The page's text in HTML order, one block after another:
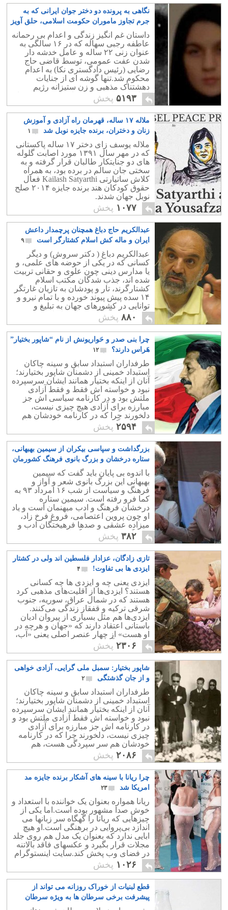
نگاهی به پرونده دو دختر جوان ایرانی که به
جرم تجاوز ماموران حکومت اسلامی، حلق آویز
شدند!
داستان غم انگیز زندگی و اعدام بی رحمانه
عاطفه رجبی سهاله که در ۱۶ سالگی به
عنوان زنی ٢٢ ساله و عامل خدشه دار
شدن عفت عمومی، توسط قاضی حاج
رضایی (رئیس دادگستری نکا) به اعدام
محکوم شد.تنها گوشه ای از جنایات
دهشتناک مذهبی و زن ستیزانه رژیم
اسلامی در شکنجه و تجاوز و قتل عام زنان
و دختران این سرزمین است.
۵۱۹۳ پخش
ملاله ۱۷ ساله، قهرمان راه آزادی و آموزش
زنان و دختران، برنده جایزه نوبل شد
۱
ملاله یوسف زای دختر ۱۷ ساله پاکستانی
که در مهر سال ۱۳۹۱ مورد اصابت گلوله
های دو جنایتکار طالبان قرار گرفته و به
سختی جان سالم در برده بود، به همراه
کلاش ساتیارتی Kailash Satyarthi فعال
حقوق کودکان هند برنده جایزه ۲۰۱۴ صلح
نوبل جهان شدند.
۱۰۷۷ پخش
عبدالکریم حاج دباغ همچنان پرچمدار داعش
ایران و ماله کش اسلام کشتارگر است
۹
عبدالکریم دباغ ( دکتر سروش) و دیگر
کسانی که در یکی از حوضه های علمی، و
یا مدارس دینی چون علوی و حقانی تربیت
شده اند، جذب شدگان مکتب اسلام
کشتارگرند، تار و پودشان به تازیان غارتگر
۱۴ سده پیش پیوند خورده و با تمام نیرو و
توانایی در کشورهای جهان به تبلیغ و
پاسداری از آن آیین کذایی تازیان می
پردازند.
۸۸۰ پخش
چرا بنی صدر و حَواریونش از نام “شاپور بختیار”
هَراس دارند؟
۱۲
طرفداران استبداد سابق و سینه چاکان
استبداد خمینی از دشمنان شاپور بختیارند؛
آنان از اینکه بختیار همانند ایشان سرسپرده
نبود و خواسته اش فقط و فقط آزادی
ملتش بود و در کارنامه سیاسی اش جز
مبارزه برای آزادی هیچ چیزی نیست،
دلخورند چرا که در کارنامه خودشان هم
سر سپردگی هست و هم خیانت به ایران و
مردمانش!
۲۵۹۴ پخش
بزرگداشت و سپاسی بیکران از سیمین بهبهانی،
ستاره درخشان و بزرگ بانوی فرهنگ کشورمان
با اندوه بی پایان باید گفت که سیمین
بهبهانی این بزرگ بانوی شعر و آواز و
فرهنگ و سیاست از شب ۱۶ امرداد ۹۳ به
کما فرو رفته است. سیمین ستاره
درخشان فرهنگ و ادب میهنمان است و یاد
او چون پروین اعتصامی، فروغ فرخ زاد،
میزاده عشقی و صدها فرهیختگان ادب و
فرهنگ کشورمان هرگز از دلها بیرون
نخواهد رفت.
۳۸۲ پخش
تازی زادگان، عزادار فلسطین اند ولی در کشتار
ایزدی ها بی تفاوت!
۴
ایزدی یعنی چه و ایزدی ها چه کسانی
هستند؟ ایزدی‌ها از اقلیت‌های مذهبی کرد
هستند که در شمال عراق، سوریه، جنوب
شرقی ترکیه و قفقاز زندگی می‌کنند.
ایزدی‌ها هم مثل بسیاری از پیروان ادیان
باستانی اعتقاد دارند که «جهان و هرچه در
او هست» از چهار عنصر اصلی یعنی «آب،
باد، خاک و آتش» ترکیب یافته‌است.
۲۳۰۶ پخش
شاپور بختیار: سمبل ملی گرایی، آزادی خواهی
و از جان گذشتگی
۲
طرفداران استبداد سابق و سینه چاکان
استبداد خمینی از دشمنان شاپور بختیارند؛
آنان از اینکه بختیار همانند ایشان سرسپرده
نبود و خواسته اش فقط آزادی ملتش بود و
در کارنامه اش جز مبارزه برای آزادی
چیزی نیست، دلخورند چرا که در کارنامه
خودشان هم سر سپردگی هست، هم
دستبوسی استبداد و هم خیانت به ایران!
۲۰۸۶ پخش
چرا ریانا با سینه های آشکار برنده جایزه مد
امریکا شد
۲۳
ریانا همواره بعنوان یک خواننده با استعداد و
خوش صدا مشهور بوده است.اما یکی از
چیزهایی که ریانا را گهگاه سر زبانها می
اندازد بی‌پروایی در برهنگی است.او هیچ
ابایی ندارد که بعنوان یک مدل هم روی جلد
مجلات قرار بگیرد و عکسهای فاقد بالاتنه
در فضای وب پخش کند.سایت اینستوگرام
که یکی از مهمترین سایتهای اشتراک
تصاویر است پنجم ماه می گذشته اشتراک
ریانا را غیر فعال کرد. ریانا حدود ۱۳ میلیون
بیننده و همراه داشت. علت غیر فعال شدن
اکانت وی عبور از قوانین مورد احترام در
سایت اینستوگرام اعلام شد.چند ساعت
۱۰۲۶ پخش
قطع لبنیات از خوراک روزانه می تواند از
پیشرفت برخی سرطان ها به ویژه سرطان
سینه جلوگیری کند